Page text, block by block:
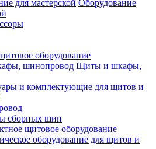
Оборудование
оборудование
Щиты и шкафы,
и комплектующие для щитов и
сборных шин
щитовое оборудование
оборудование для щитов и